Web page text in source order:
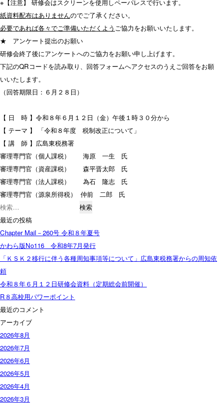
※【注意】 研修会はスクリーンを使用しペーパレスで行います。
紙資料配布はありませんのでご了承ください。
必要であれば各々でご準備いただくよう ご協力をお願いいたします。
★ アンケート提出のお願い
研修会終了後にアンケートへのご協力をお願い申し上げます。
下記のQRコードを読み取り、回答フォームへアクセスのうえご回答をお願
いいたします。
（回答期限日：６月２８日）
【 日 時 】令和８年６月１２日（金）午後１時３０分から
【 テーマ 】 「令和８年度 税制改正について」
【 講 師 】広島東税務署
審理専門官（個人課税） 海原 一生 氏
審理専門官（資産課税） 森平晋太郎 氏
審理専門官（法人課税） 為石 隆志 氏
審理専門官（源泉所得税） 仲前 二郎 氏
検
索:
最近の投稿
Chapter Mail－260号 令和８年夏号
かわら版No116 令和8年7月発行
「ＫＳＫ２移行に伴う各種周知事項等について」広島東税務署からの周知依
頼
令和８年６月１２日研修会資料（定期総会前開催）
R８高校用パワーポイント
最近のコメント
アーカイブ
2026年8月
2026年7月
2026年6月
2026年5月
2026年4月
2026年3月